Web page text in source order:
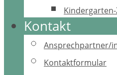
Kontakt
Ansprechpartner/
Kontaktformular